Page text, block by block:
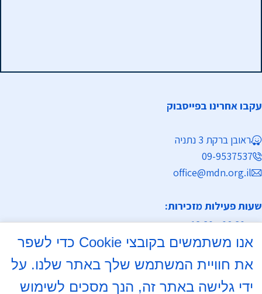
עקבו אחרינו בפייסבוק
ראובן ברקת 3 נתניה
09-9537537
office@mdn.org.il
שעות פעילות מזכירות:
א-ה 08:30 - 12:30
א, ד 16:00- 18:00
אנו משתמשים בקובצי Cookie כדי לשפר
את חוויית המשתמש שלך באתר שלנו. על
ידי גלישה באתר זה, הנך מסכים לשימוש